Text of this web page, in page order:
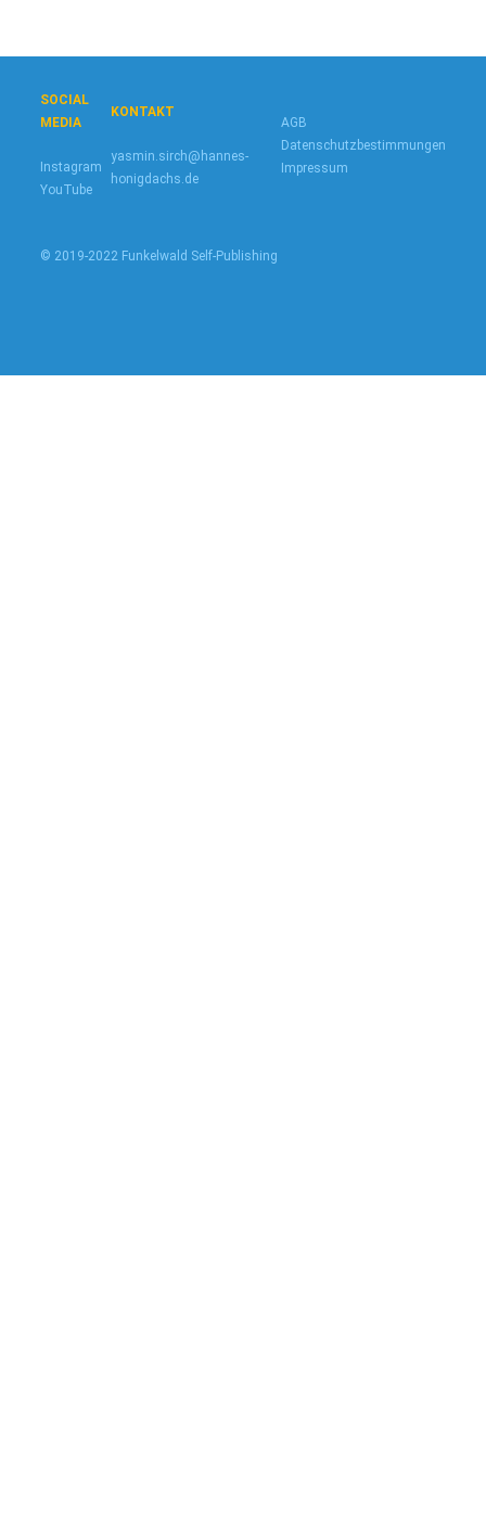
SOCIAL
MEDIA
Instagram
YouTube
KONTAKT
yasmin.sirch@hannes-
honigdachs.de
AGB
Datenschutzbestimmungen
Impressum
© 2019-2022 Funkelwald Self-Publishing